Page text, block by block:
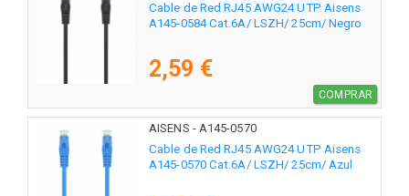
Cable de Red RJ45 AWG24 UTP Aisens
A145-0584 Cat.6A/ LSZH/ 25cm/ Negro
2,59 €
COMPRAR
AISENS - A145-0570
Cable de Red RJ45 AWG24 UTP Aisens
A145-0570 Cat.6A/ LSZH/ 25cm/ Azul